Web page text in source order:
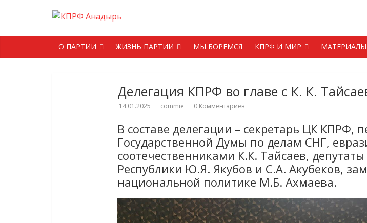
О ПАРТИИ ЖИЗНЬ ПАРТИИ МЫ БОРЕМСЯ КПРФ И МИР МАТЕРИАЛЫ
Делегация КПРФ во главе с К. К.
14.01.2025 commie 0 Комментариев
В составе делегации – секретарь ЦК КПРФ,
Государственной Думы по делам СНГ,
соотечественниками К.К. Тайсаев,
Республики Ю.Я. Якубов и С.А. Акубеков,
национальной политике М.Б. Ахмаева.